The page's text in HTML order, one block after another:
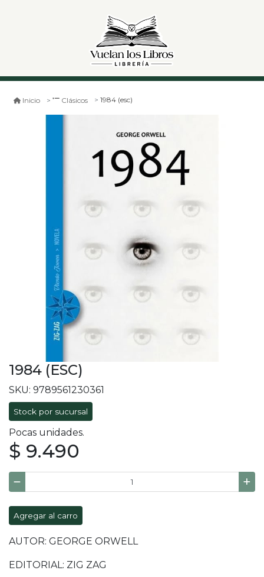
Inicio Clásicos 1984 (esc)
1984 (ESC)
SKU: 9789561230361
Stock por sucursal
Pocas unidades.
$ 9.490
Agregar al carro
AUTOR: GEORGE ORWELL
EDITORIAL: ZIG ZAG